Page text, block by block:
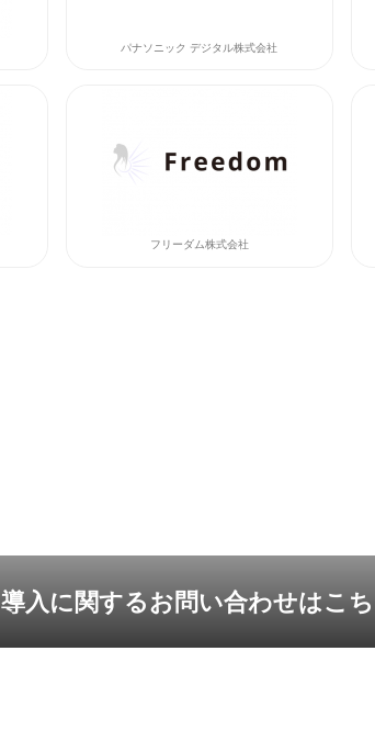
パナソニック デジタル株式会社
フリーダム株式会社
導入に関するお問い合わせはこ